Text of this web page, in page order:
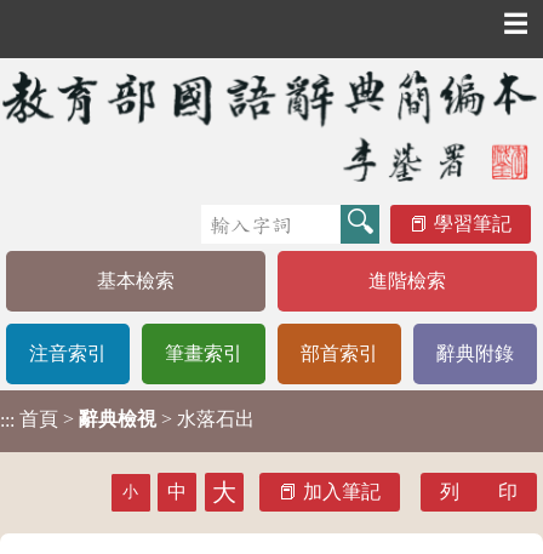
☰
學習筆記
基本檢索 進階檢索
注音索引 筆畫索引 部首索引 辭典附錄
::: 首頁 > 辭典檢視 > 水落石出
小 中 大 加入筆記 列 印